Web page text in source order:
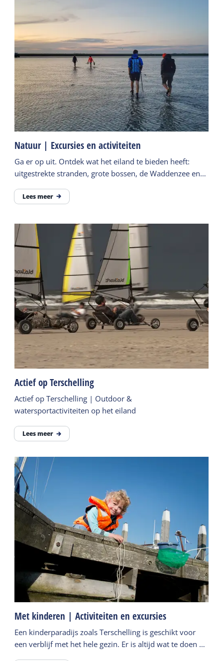
Natuur | Excursies en activiteiten
Ga er op uit. Ontdek wat het eiland te bieden heeft:
uitgestrekte stranden, grote bossen, de Waddenzee en
Lees meer
Actief op Terschelling
Actief op Terschelling | Outdoor &
watersportactiviteiten op het eiland
Lees meer
Met kinderen | Activiteiten en excursies
Een kinderparadijs zoals Terschelling is geschikt voor
een verblijf met het hele gezin. Er is altijd wat te doen en